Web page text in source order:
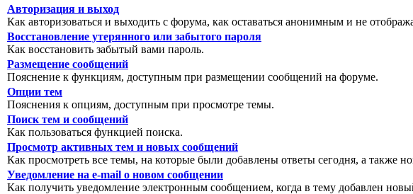
Авторизация и выход
Как авторизоваться и выходить с форума, как оставаться анонимным и не
Восстановление утерянного или забытого пароля
Как восстановить забытый вами пароль.
Размещение сообщений
Пояснение к функциям, доступным при размещении сообщений на форуме.
Опции тем
Пояснения к опциям, доступным при просмотре темы.
Поиск тем и сообщений
Как пользоваться функцией поиска.
Просмотр активных тем и новых сообщений
Как просмотреть все темы, на которые были добавлены ответы сегодня, а также
Уведомление на е-mail о новом сообщении
Как получить уведомление электронным сообщением, когда в тему добавлен